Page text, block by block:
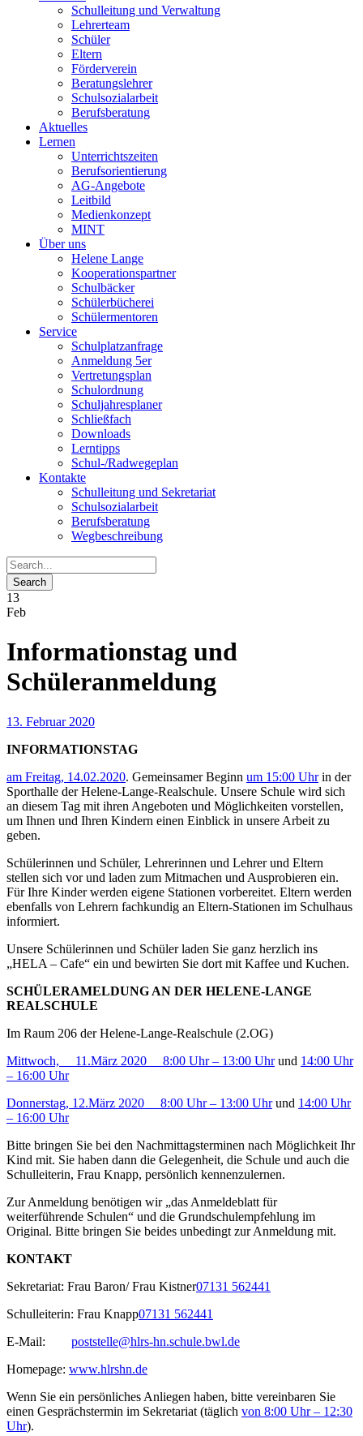
Schulleitung und Verwaltung
Lehrerteam
Schüler
Eltern
Förderverein
Beratungslehrer
Schulsozialarbeit
Berufsberatung
Aktuelles
Lernen
Unterrichtszeiten
Berufsorientierung
AG-Angebote
Leitbild
Medienkonzept
MINT
Über uns
Helene Lange
Kooperationspartner
Schulbäcker
Schülerbücherei
Schülermentoren
Service
Schulplatzanfrage
Anmeldung 5er
Vertretungsplan
Schulordnung
Schuljahresplaner
Schließfach
Downloads
Lerntipps
Schul-/Radwegeplan
Kontakte
Schulleitung und Sekretariat
Schulsozialarbeit
Berufsberatung
Wegbeschreibung
13
Feb
Informationstag und
Schüleranmeldung
13. Februar 2020
INFORMATIONSTAG
am Freitag, 14.02.2020. Gemeinsamer Beginn um 15:00 Uhrin der
Sporthalle der Helene-Lange-Realschule. Unsere Schule wird sich
an diesem Tag mit ihren Angeboten und Möglichkeiten vorstellen,
um Ihnen und Ihren Kindern einen Einblick in unsere Arbeit zu
geben.
Schülerinnen und Schüler, Lehrerinnen und Lehrer und Eltern
stellen sich vor und laden zum Mitmachen und Ausprobieren ein.
FürIhre Kinderwerden eigene Stationen vorbereitet. Eltern werden
ebenfalls von Lehrern fachkundig an Eltern-Stationen im Schulhaus
informiert.
Unsere Schülerinnen und Schüler laden Sie ganz herzlich ins
„HELA – Cafe“ ein und bewirten Sie dort mit Kaffee und Kuchen.
SCHÜLERAMELDUNG AN DER HELENE-LANGE
REALSCHULE
Im Raum 206 der Helene-Lange-Realschule (2.OG)
Mittwoch, 11.März 2020 8:00 Uhr – 13:00 Uhrund 14:00 Uhr
– 16:00 Uhr
Donnerstag, 12.März 2020 8:00 Uhr – 13:00 Uhrund 14:00 Uhr
– 16:00 Uhr
Bitte bringen Sie bei den Nachmittagsterminen nach Möglichkeit Ihr
Kind mit. Sie haben dann die Gelegenheit, die Schule und auch die
Schulleiterin, Frau Knapp, persönlich kennenzulernen.
Zur Anmeldung benötigen wir „das Anmeldeblatt für
weiterführende Schulen“ und die Grundschulempfehlung im
Original. Bitte bringen Sie beides unbedingt zur Anmeldung mit.
KONTAKT
Sekretariat: Frau Baron/ Frau Kistner07131 562441
Schulleiterin: Frau Knapp07131 562441
E-Mail: poststelle@hlrs-hn.schule.bwl.de
Homepage: www.hlrshn.de
Wenn Sie ein persönliches Anliegen haben, bitte vereinbaren Sie
einen Gesprächstermin im Sekretariat (täglich von 8:00 Uhr – 12:30
Uhr).